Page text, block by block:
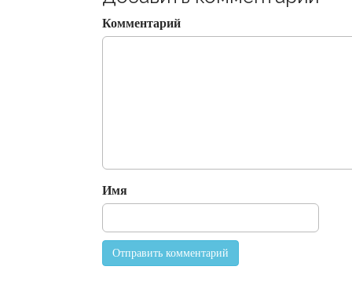
n
a
n
Комментарий
Имя